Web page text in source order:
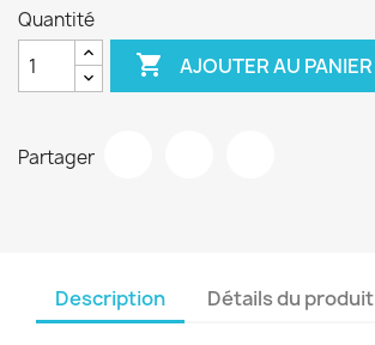
Quantité
 AJOUTER AU PANIER
Partager
Description Détails du produit